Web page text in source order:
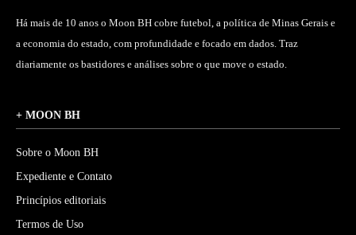
Há mais de 10 anos o Moon BH cobre futebol, a política de Minas Gerais e
a economia do estado, com profundidade e focado em dados. Traz
diariamente os bastidores e análises sobre o que move o estado.
+ MOON BH
Sobre o Moon BH
Expediente e Contato
Princípios editoriais
Termos de Uso